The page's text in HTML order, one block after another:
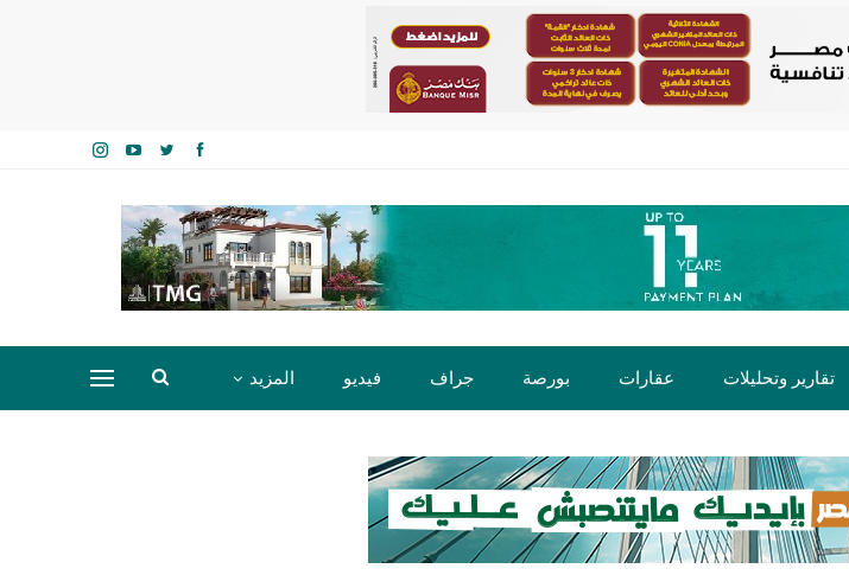
تقارير وتحليلات عقارات بورصة جراف فيديو المزيد